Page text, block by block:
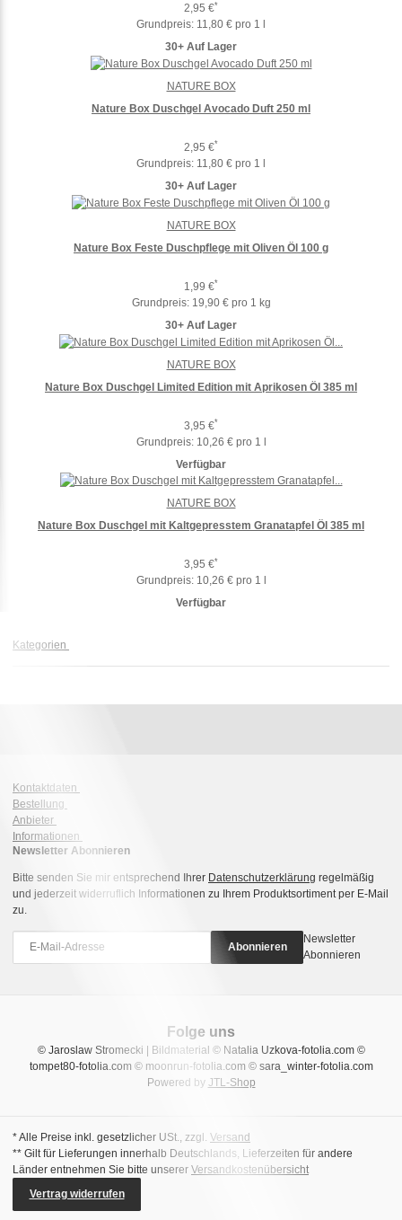
2,95 €*
Grundpreis: 11,80 € pro 1 l
30+ Auf Lager
Nature Box Duschgel Avocado Duft 250 ml
2,95 €*
Grundpreis: 11,80 € pro 1 l
30+ Auf Lager
NATURE BOX
Nature Box Feste Duschpflege mit Oliven Öl 100 g
1,99 €*
Grundpreis: 19,90 € pro 1 kg
30+ Auf Lager
NATURE BOX
Nature Box Duschgel Limited Edition mit Aprikosen Öl 385 ml
3,95 €*
Grundpreis: 10,26 € pro 1 l
Verfügbar
NATURE BOX
Nature Box Duschgel mit Kaltgepresstem Granatapfel Öl 385 ml
3,95 €*
Grundpreis: 10,26 € pro 1 l
Verfügbar
NATURE BOX
Kategorien
Kontaktdaten
Bestellung
Anbieter
Informationen
Newsletter Abonnieren
Bitte senden Sie mir entsprechend Ihrer Datenschutzerklärung regelmäßig
und jederzeit widerruflich Informationen zu Ihrem Produktsortiment per E-Mail
zu.
Abonnieren
Newsletter
Abonnieren
© Jaroslaw Stromecki | Bildmaterial © Natalia Uzkova-fotolia.com ©
tompet80-fotolia.com © moonrun-fotolia.com © sara_winter-fotolia.com
Powered by JTL-Shop
Folge uns
* Alle Preise inkl. gesetzlicher USt., zzgl. Versand
** Gilt für Lieferungen innerhalb Deutschlands, Lieferzeiten für andere
Länder entnehmen Sie bitte unserer Versandkostenübersicht
Vertrag widerrufen